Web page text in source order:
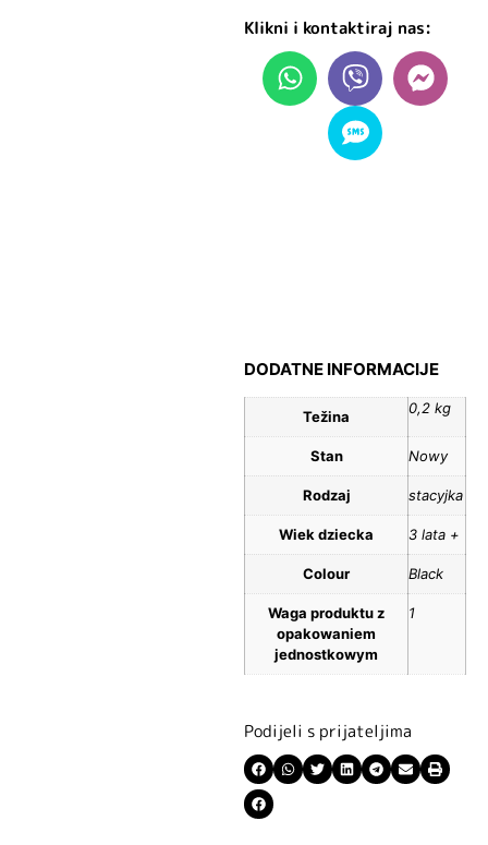
Klikni i kontaktiraj nas:
DODATNE INFORMACIJE
Težina 0,2 kg
Stan Nowy
Rodzaj stacyjka
Wiek dziecka 3 lata +
Colour Black
Waga produktu z
opakowaniem
jednostkowym
1
Podijeli s prijateljima